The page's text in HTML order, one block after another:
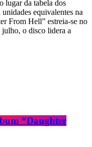
lugar da tabela dos
equivalentes na
From Hell” estreia-se no
o disco lidera a
“Daughter